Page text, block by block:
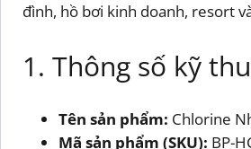
đình, hồ bơi kinh doanh, resort
1. Thông số kỹ
Tên sản phẩm: Chlorine
Mã sản phẩm (SKU): BP-